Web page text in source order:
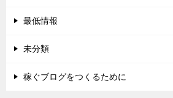
最低情報
未分類
稼ぐブログをつくるために